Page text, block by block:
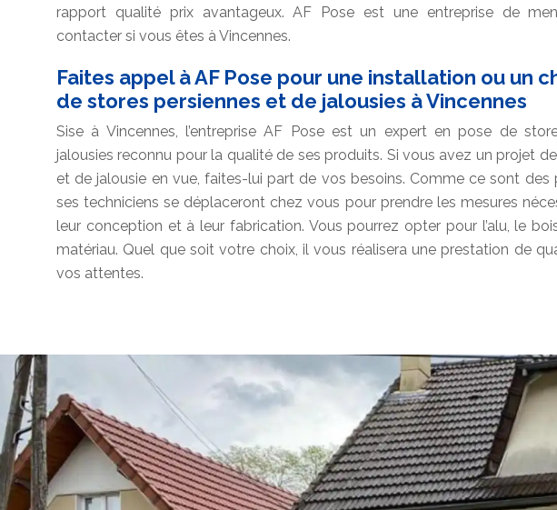
rapport qualité prix avantageux. AF Pose est une entreprise de
contacter si vous êtes à Vincennes.
Faites appel à AF Pose pour une installation ou un
de stores persiennes et de jalousies à Vincennes
Sise à Vincennes, l’entreprise AF Pose est un expert en pose de
jalousies reconnu pour la qualité de ses produits. Si vous avez un projet
et de jalousie en vue, faites-lui part de vos besoins. Comme ce sont des
ses techniciens se déplaceront chez vous pour prendre les mesures
leur conception et à leur fabrication. Vous pourrez opter pour l’alu, le
matériau. Quel que soit votre choix, il vous réalisera une prestation de
vos attentes.